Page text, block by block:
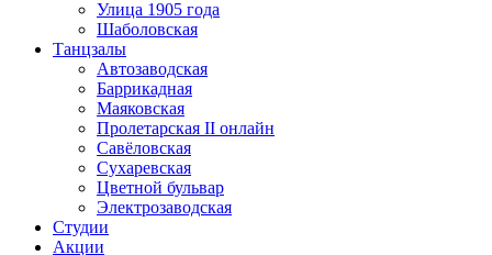
Улица 1905 года
Шаболовская
Танцзалы
Автозаводская
Баррикадная
Маяковская
Пролетарская II онлайн
Савёловская
Сухаревская
Цветной бульвар
Электрозаводская
Студии
Акции